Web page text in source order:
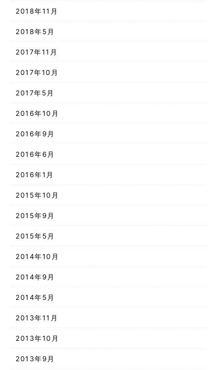
2018年11月
2018年5月
2017年11月
2017年10月
2017年5月
2016年10月
2016年9月
2016年6月
2016年1月
2015年10月
2015年9月
2015年5月
2014年10月
2014年9月
2014年5月
2013年11月
2013年10月
2013年9月